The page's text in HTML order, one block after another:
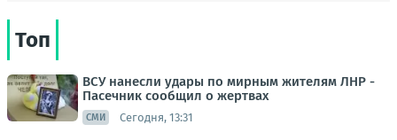
Топ
ВСУ нанесли удары по мирным жителям ЛНР -
Пасечник сообщил о жертвах
СМИ Сегодня, 13:31